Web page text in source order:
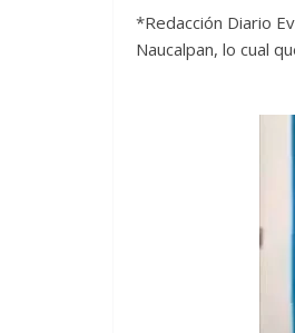
*Redacción Diario
Naucalpan, lo cual